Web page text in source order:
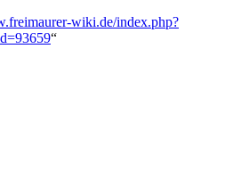
wiki.de/index.php?
“